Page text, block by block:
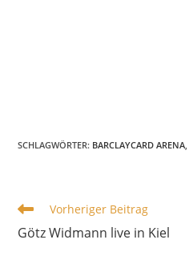
SCHLAGWÖRTER: BARCLAYCARD ARENA
WEITERE
ANSEHEN
Vorheriger Beitrag
Götz Widmann live in Kiel